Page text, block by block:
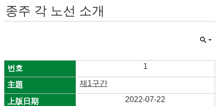
종주 각 노선 소개
1
제1구간
2022-07-22